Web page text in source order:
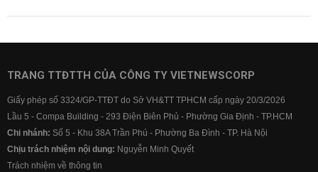
TRANG TTĐTTH CỦA CÔNG TY VIETNEWSCORP
Giấy phép số 3324/GP-TTĐT do Sở VH&TT TPHCM cấp ngày 20/3/2026
Lầu 5 - Compa Building - 293 Điện Biên Phủ - Phường Gia Định - TP.HCM
Chi nhánh: Số 5 - Khu 38A Trần Phú - Phường Ba Đình - TP. Hà Nội
Chịu trách nhiệm nội dung: Nguyễn Minh Quyết
Trách nhiệm về thông tin